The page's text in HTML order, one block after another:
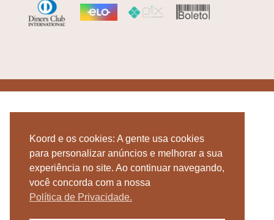
Koord e os cookies: A gente usa cookies
para personalizar anúncios e melhorar a sua
experiência no site. Ao continuar navegando,
você concorda com a nossa
Política de Privacidade.